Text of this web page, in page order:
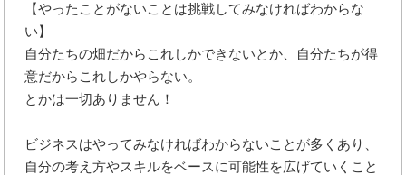
【やったことがないことは挑戦してみなければわからな
い】
自分たちの畑だからこれしかできないとか、自分たちが得
意だからこれしかやらない。
とかは一切ありません！
ビジネスはやってみなければわからないことが多くあり、
自分の考え方やスキルをベースに可能性を広げていくこと